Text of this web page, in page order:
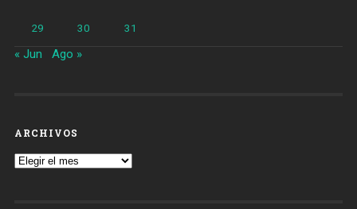
29 30 31
« Jun Ago »
ARCHIVOS
Archivos